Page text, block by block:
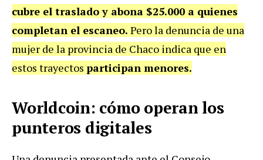
cubre el traslado y abona $25.000 a quienes
completan el escaneo. Pero la denuncia de una
mujer de la provincia de Chaco indica que en
estos trayectos participan menores.
Worldcoin: cómo operan los
punteros digitales